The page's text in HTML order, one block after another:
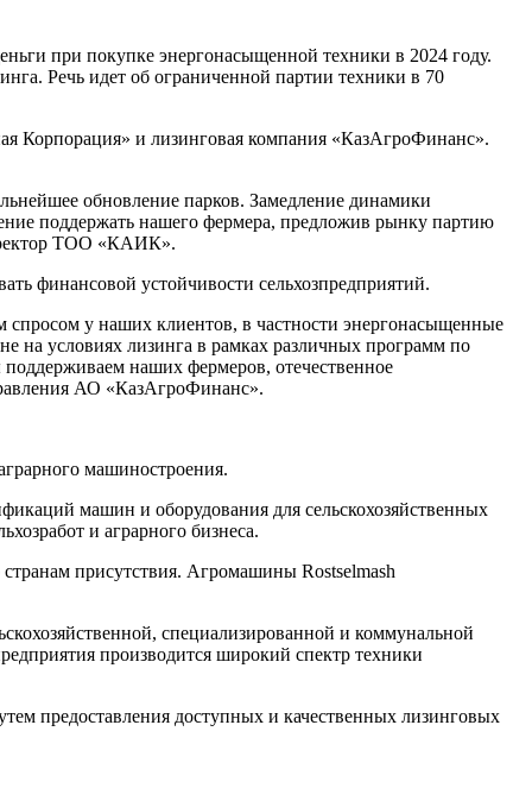
при покупке энергонасыщенной техники в 2024 году.
Речь идет об ограниченной партии техники в 70
Корпорация» и лизинговая компания «КазАгроФинанс».
обновление парков. Замедление динамики
поддержать нашего фермера, предложив рынку партию
ТОО «КАИК».
финансовой устойчивости сельхозпредприятий.
у наших клиентов, в частности энергонасыщенные
на условиях лизинга в рамках различных программ по
наших фермеров, отечественное
АО «КазАгроФинанс».
машиностроения.
машин и оборудования для сельскохозяйственных
и аграрного бизнеса.
присутствия. Агромашины Rostselmash
специализированной и коммунальной
производится широкий спектр техники
предоставления доступных и качественных лизинговых